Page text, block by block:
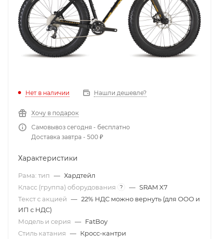
Нет в наличии Нашли дешевле?
Хочу в подарок
Самовывоз сегодня - бесплатно
Доставка завтра - 500 ₽
Характеристики
Рама: тип — Хардтейл
Класс (группа) оборудования
? — SRAM X7
Текст с акцией — 22% НДС можно вернуть (для ООО и
ИП с НДС)
Модель и серия — FatBoy
Стиль катания — Кросс-кантри